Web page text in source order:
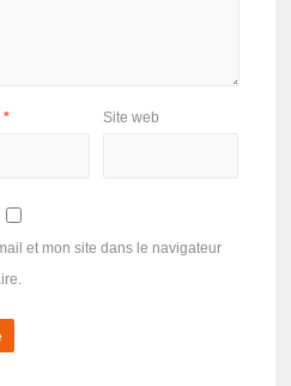
* Site web
et mon site dans le navigateur